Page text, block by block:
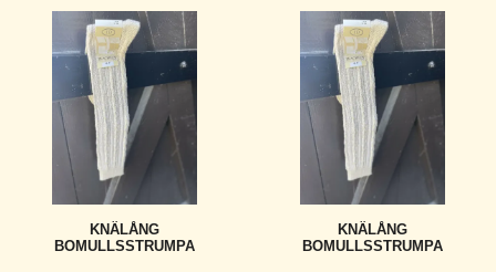
KNÄLÅNG
BOMULLSSTRUMPA
KNÄLÅNG
BOMULLSSTRUMPA